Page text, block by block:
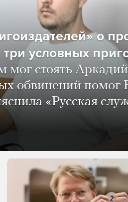
о
условных
мог стоять
обвинений помог
«Русская